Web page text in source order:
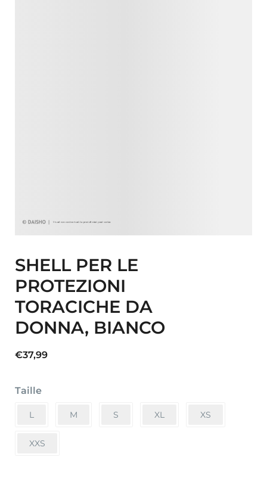
SHELL PER LE
PROTEZIONI
TORACICHE DA
DONNA, BIANCO
€37,99
Taille
L M S XL XS
XXS